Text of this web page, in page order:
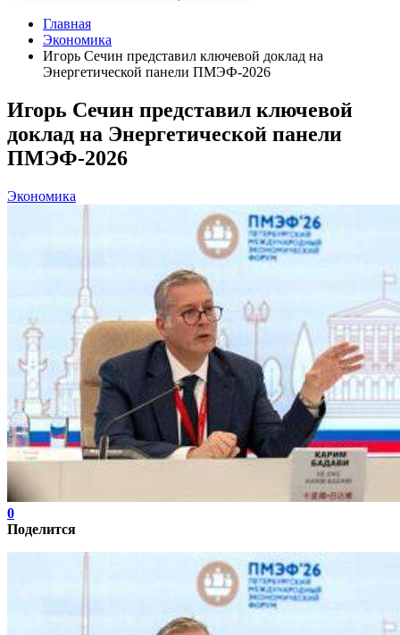
Главная
Экономика
Игорь Сечин представил ключевой доклад на
Энергетической панели ПМЭФ-2026
Игорь Сечин представил ключевой
доклад на Энергетической панели
ПМЭФ-2026
Экономика
0
Поделится